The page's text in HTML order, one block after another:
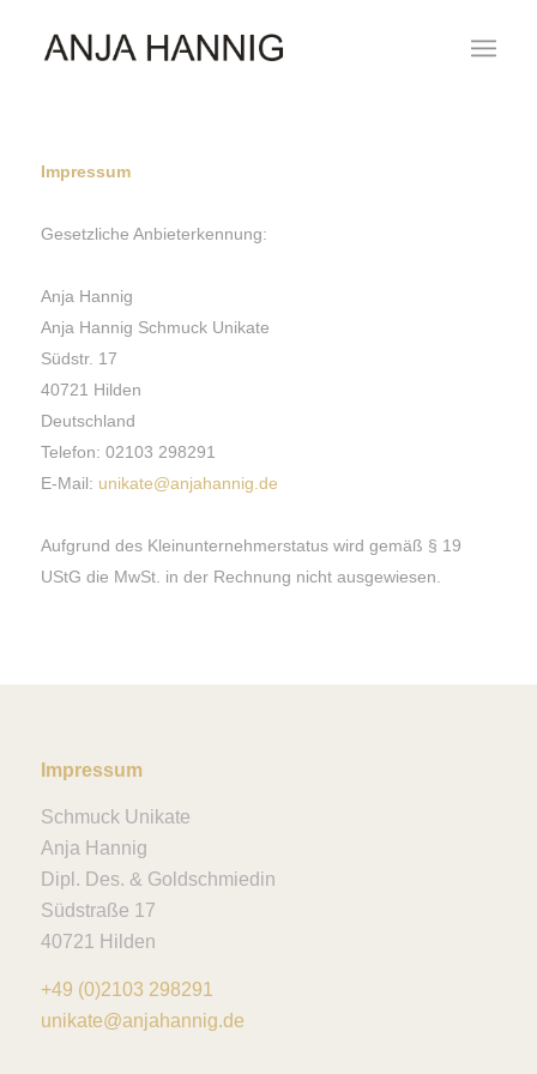
Impressum
Gesetzliche Anbieterkennung:
Anja Hannig
Anja Hannig Schmuck Unikate
Südstr. 17
40721 Hilden
Deutschland
Telefon: 02103 298291
E-Mail: unikate@anjahannig.de
Aufgrund des Kleinunternehmerstatus wird gemäß § 19
UStG die MwSt. in der Rechnung nicht ausgewiesen.
Impressum
Schmuck Unikate
Anja Hannig
Dipl. Des. & Goldschmiedin
Südstraße 17
40721 Hilden
+49 (0)2103 298291
unikate@anjahannig.de